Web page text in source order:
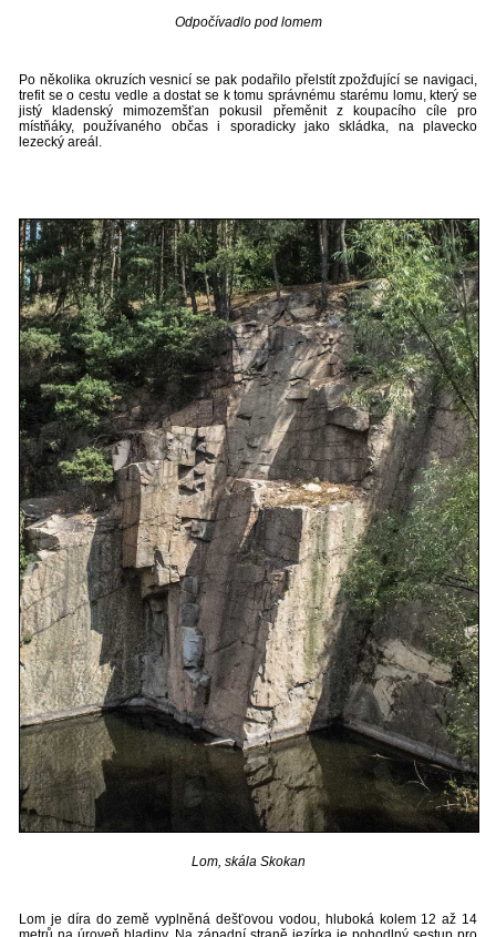
Odpočívadlo pod lomem
Po několika okruzích vesnicí se pak podařilo přelstít zpožďující se navigaci,
trefit se o cestu vedle a dostat se k tomu správnému starému lomu, který se
jistý kladenský mimozemšťan pokusil přeměnit z koupacího cíle pro
místňáky, používaného občas i sporadicky jako skládka, na plavecko
lezecký areál.
Lom, skála Skokan
Lom je díra do země vyplněná dešťovou vodou, hluboká kolem 12 až 14